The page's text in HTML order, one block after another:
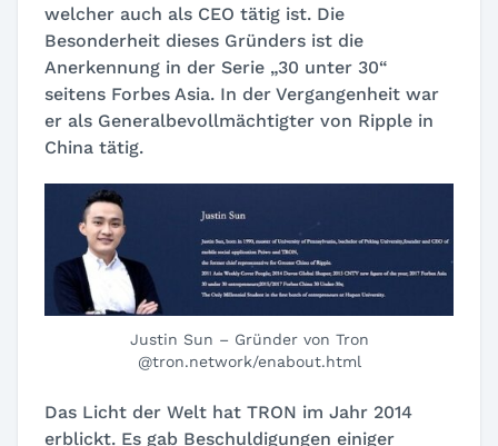
welcher auch als CEO tätig ist. Die
Besonderheit dieses Gründers ist die
Anerkennung in der Serie „30 unter 30“
seitens Forbes Asia. In der Vergangenheit war
er als Generalbevollmächtigter von Ripple in
China tätig.
Justin Sun – Gründer von Tron
@tron.network/enabout.html
Das Licht der Welt hat TRON im Jahr 2014
erblickt. Es gab Beschuldigungen einiger